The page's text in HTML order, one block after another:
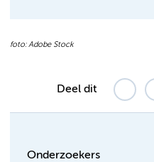
foto: Adobe Stock
Deel dit
Onderzoekers